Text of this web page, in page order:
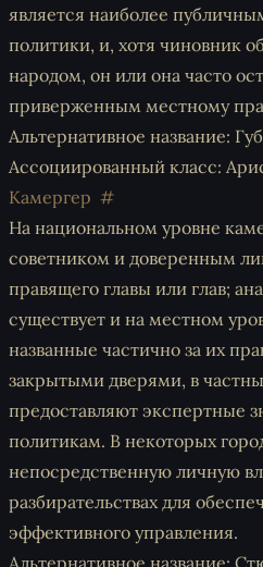
является наиболее
политики, и, хотя чиновник
народом, он или она часто
приверженным местному
Альтернативное название:
Ассоциированный класс:
Камергер
На национальном уровне
советником и доверенным
правящего главы или глав;
существует и на местном
названные частично за их
закрытыми дверями, в
предоставляют экспертные
политикам. В некоторых
непосредственную личную
разбирательствах для
эффективного управления.
Альтернативное название: